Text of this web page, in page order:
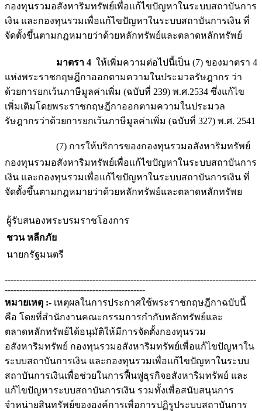
กองทุนรวมอสังหาริมทรัพย์เพื่อแก้ไขปัญหาในระบบสถาบันการ
เงิน และกองทุนรวมเพื่อแก้ไขปัญหาในระบบสถาบันการเงิน ที่
จัดตั้งขึ้นตามกฎหมายว่าด้วยหลักทรัพย์และตลาดหลักทรัพย์
มาตรา 4 ให้เพิ่มความต่อไปนี้เป็น (7) ของมาตรา 4
แห่งพระราชกฤษฎีกาออกตามความในประมวลรัษฎากร ว่า
ด้วยการยกเว้นภาษีมูลค่าเพิ่ม (ฉบับที่ 239) พ.ศ.2534 ซึ่งแก้ไข
เพิ่มเติมโดยพระราชกฤษฎีกาออกตามความในประมวล
รัษฎากรว่าด้วยการยกเว้นภาษีมูลค่าเพิ่ม (ฉบับที่ 327) พ.ศ. 2541
(7) การให้บริการของกองทุนรวมอสังหาริมทรัพย์
กองทุนรวมอสังหาริมทรัพย์เพื่อแก้ไขปัญหาในระบบสถาบันการ
เงิน และกองทุนรวมเพื่อแก้ไขปัญหาในระบบสถาบันการเงิน ที่
จัดตั้งขึ้นตามกฎหมายว่าด้วยหลักทรัพย์และตลาดหลักทรัพย
ผู้รับสนองพระบรมราชโองการ
ชวน หลีกภัย
นายกรัฐมนตรี
--------------------------------------------------------------------------------------
------------------------------------------------
หมายเหตุ :- เหตุผลในการประกาศใช้พระราชกฤษฎีกาฉบับนี้
คือ โดยที่สำนักงานคณะกรรมการกำกับหลักทรัพย์และ
ตลาดหลักทรัพย์ได้อนุมัติให้มีการจัดตั้งกองทุนรวม
อสังหาริมทรัพย์ กองทุนรวมอสังหาริมทรัพย์เพื่อแก้ไขปัญหาใน
ระบบสถาบันการเงิน และกองทุนรวมเพื่อแก้ไขปัญหาในระบบ
สถาบันการเงินเพื่อช่วยในการฟื้นฟูธุรกิจอสังหาริมทรัพย์ และ
แก้ไขปัญหาระบบสถาบันการเงิน รวมทั้งเพื่อสนับสนุนการ
จำหน่ายสินทรัพย์ขององค์การเพื่อการปฏิรูประบบสถาบันการ